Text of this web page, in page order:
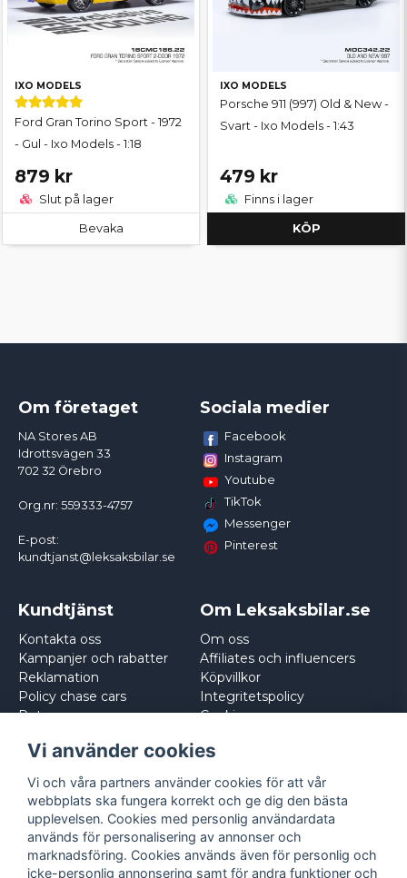
IXO MODELS
Ford Gran Torino Sport - 1972
- Gul - Ixo Models - 1:18
879 kr
Slut på lager
Bevaka
IXO MODELS
Porsche 911 (997) Old & New -
Svart - Ixo Models - 1:43
479 kr
Finns i lager
KÖP
Om företaget
NA Stores AB
Idrottsvägen 33
702 32 Örebro
Org.nr: 559333-4757
E-post:
kundtjanst@leksaksbilar.se
Sociala medier
Facebook
Instagram
Youtube
TikTok
Messenger
Pinterest
Kundtjänst
Kontakta oss
Kampanjer och rabatter
Reklamation
Policy chase cars
Returnera
Om Leksaksbilar.se
Om oss
Affiliates och influencers
Köpvillkor
Integritetspolicy
Cookies
Vi använder cookies
Vi och våra partners använder cookies för att vår
webbplats ska fungera korrekt och ge dig den bästa
upplevelsen. Cookies med personlig användardata
används för personalisering av annonser och
marknadsföring. Cookies används även för personlig och
icke-personlig annonsering samt för andra funktioner och